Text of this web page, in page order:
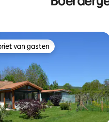
van gasten
van gasten